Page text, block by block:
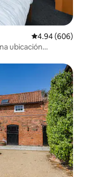
Calificación
4.94 (606)
ubicación